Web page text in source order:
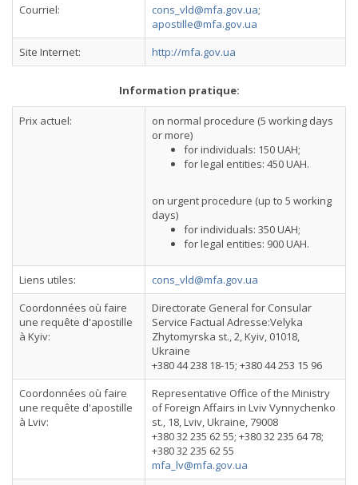
Courriel:
cons_vld@mfa.gov.ua;
apostille@mfa.gov.ua
Site Internet:
http://mfa.gov.ua
Information pratique:
Prix actuel:
on normal procedure (5 working days
or more)
for individuals: 150 UAH;
for legal entities: 450 UAH.
on urgent procedure (up to 5 working
days)
for individuals: 350 UAH;
for legal entities: 900 UAH.
Liens utiles:
cons_vld@mfa.gov.ua
Coordonnées où faire
une requête d'apostille
à Kyiv:
Directorate General for Consular
Service Factual Adresse:Velyka
Zhytomyrska st., 2, Kyiv, 01018,
Ukraine
+380 44 238 18-15; +380 44 253 15 96
Coordonnées où faire
une requête d'apostille
à Lviv:
Representative Office of the Ministry
of Foreign Affairs in Lviv Vynnychenko
st., 18, Lviv, Ukraine, 79008
+380 32 235 62 55; +380 32 235 64 78;
+380 32 235 62 55
mfa_lv@mfa.gov.ua